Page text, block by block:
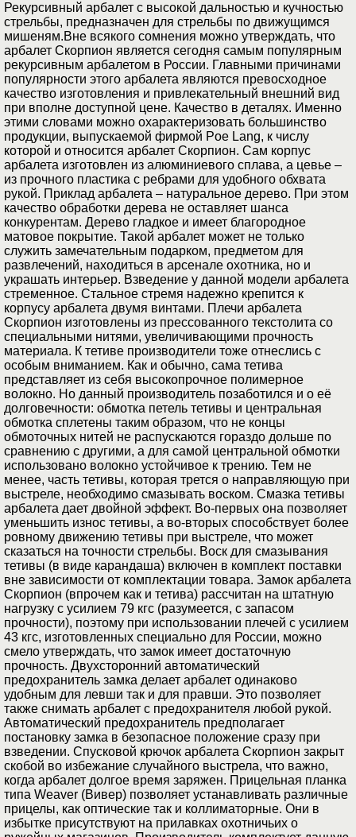
Рекурсивный арбалет с высокой дальностью и кучностью
стрельбы, предназначен для стрельбы по движущимся
мишеням.Вне всякого сомнения можно утверждать, что
арбалет Скорпион является сегодня самым популярным
рекурсивным арбалетом в России. Главными причинами
популярности этого арбалета являются превосходное
качество изготовления и привлекательный внешний вид
при вполне доступной цене. Качество в деталях. Именно
этими словами можно охарактеризовать большинство
продукции, выпускаемой фирмой Poe Lang, к числу
которой и относится арбалет Скорпион. Сам корпус
арбалета изготовлен из алюминиевого сплава, а цевье –
из прочного пластика с ребрами для удобного обхвата
рукой. Приклад арбалета – натуральное дерево. При этом
качество обработки дерева не оставляет шанса
конкурентам. Дерево гладкое и имеет благородное
матовое покрытие. Такой арбалет может не только
служить замечательным подарком, предметом для
развлечений, находиться в арсенале охотника, но и
украшать интерьер. Взведение у данной модели арбалета
стременное. Стальное стремя надежно крепится к
корпусу арбалета двумя винтами. Плечи арбалета
Скорпион изготовлены из прессованного текстолита со
специальными нитями, увеличивающими прочность
материала. К тетиве производители тоже отнеслись с
особым вниманием. Как и обычно, сама тетива
представляет из себя высокопрочное полимерное
волокно. Но данный производитель позаботился и о её
долговечности: обмотка петель тетивы и центральная
обмотка сплетены таким образом, что не концы
обмоточных нитей не распускаются гораздо дольше по
сравнению с другими, а для самой центральной обмотки
использовано волокно устойчивое к трению. Тем не
менее, часть тетивы, которая трется о направляющую при
выстреле, необходимо смазывать воском. Смазка тетивы
арбалета дает двойной эффект. Во-первых она позволяет
уменьшить износ тетивы, а во-вторых способствует более
ровному движению тетивы при выстреле, что может
сказаться на точности стрельбы. Воск для смазывания
тетивы (в виде карандаша) включен в комплект поставки
вне зависимости от комплектации товара. Замок арбалета
Скорпион (впрочем как и тетива) рассчитан на штатную
нагрузку с усилием 79 кгс (разумеется, с запасом
прочности), поэтому при использовании плечей с усилием
43 кгс, изготовленных специально для России, можно
смело утверждать, что замок имеет достаточную
прочность. Двухсторонний автоматический
предохранитель замка делает арбалет одинаково
удобным для левши так и для правши. Это позволяет
также снимать арбалет с предохранителя любой рукой.
Автоматический предохранитель предполагает
постановку замка в безопасное положение сразу при
взведении. Спусковой крючок арбалета Скорпион закрыт
скобой во избежание случайного выстрела, что важно,
когда арбалет долгое время заряжен. Прицельная планка
типа Weaver (Вивер) позволяет устанавливать различные
прицелы, как оптические так и коллиматорные. Они в
избытке присутствуют на прилавках охотничьих о